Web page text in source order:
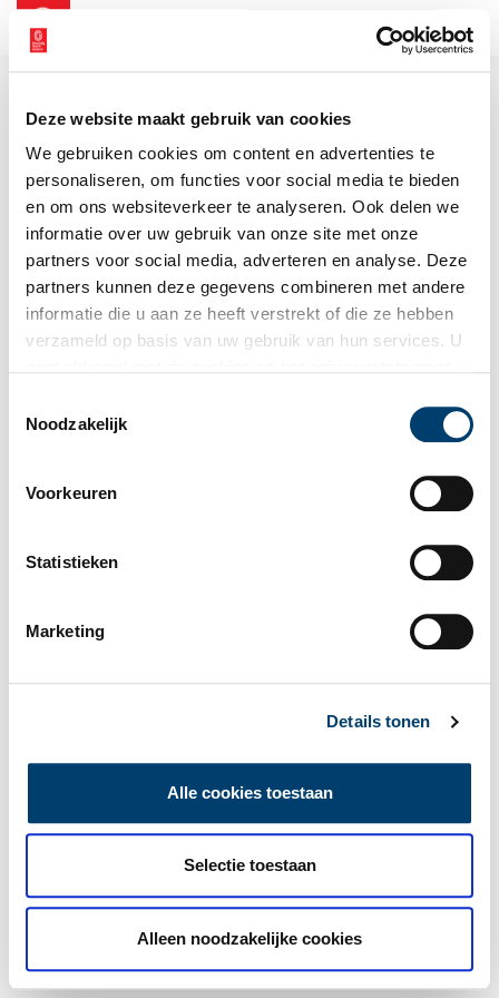
Deze website maakt gebruik van cookies
We gebruiken cookies om content en advertenties te
personaliseren, om functies voor social media te bieden
en om ons websiteverkeer te analyseren. Ook delen we
informatie over uw gebruik van onze site met onze
partners voor social media, adverteren en analyse. Deze
partners kunnen deze gegevens combineren met andere
informatie die u aan ze heeft verstrekt of die ze hebben
verzameld op basis van uw gebruik van hun services. U
Noodzakelijk
Voorkeuren
Statistieken
Marketing
Details tonen
Alle cookies toestaan
Selectie toestaan
Alleen noodzakelijke cookies